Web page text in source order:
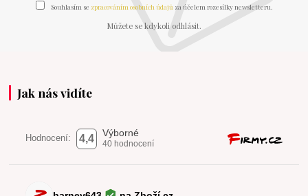
Souhlasím se zpracováním osobních údajů za účelem rozesílky newsletteru.
Můžete se kdykoli odhlásit.
Jak nás vidíte